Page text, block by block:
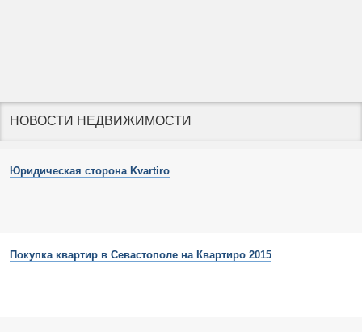
НОВОСТИ НЕДВИЖИМОСТИ
Юридическая сторона Kvartiro
Покупка квартир в Севастополе на Квартиро 2015